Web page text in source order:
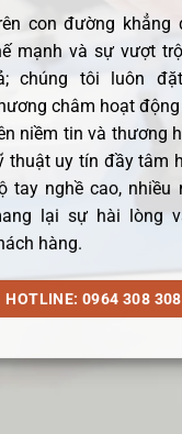
con đường khẳng
mạnh và sự vượt
chúng tôi luôn
châm hoạt
niềm tin và thương
thuật uy tín đầy tâm
tay nghề cao, nhiều
lại sự hài lòng
hàng.
HOTLINE: 0964 308 308